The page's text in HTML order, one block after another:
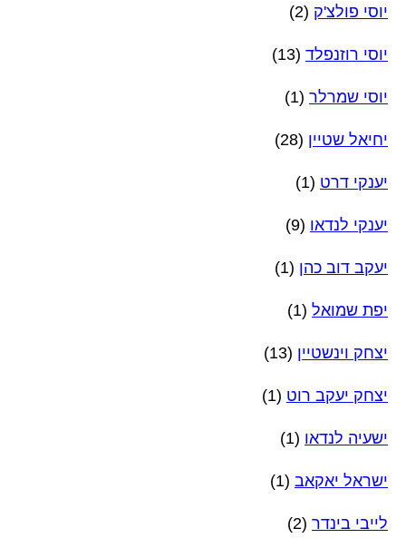
יוסי פולצ'ק (2)
יוסי רוזנפלד (13)
יוסי שמרלר (1)
יחיאל שטיין (28)
יענקי דרט (1)
יענקי לנדאו (9)
יעקב דוב כהן (1)
יפת שמואל (1)
יצחק וינשטיין (13)
יצחק יעקב רוט (1)
ישעיה לנדאו (1)
ישראל יאקאב (1)
לייבי בינדר (2)